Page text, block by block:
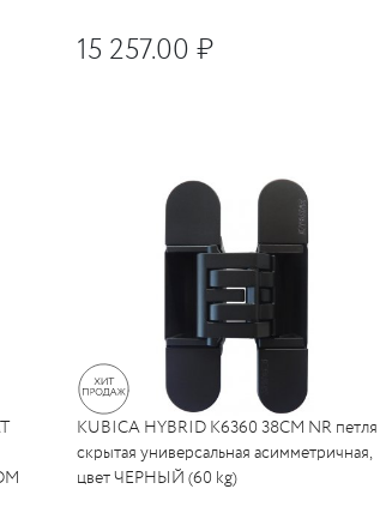
15 257.00 ₽
KUBICA HYBRID K6360 38CM NR петля
скрытая универсальная асимметричная,
цвет ЧЕРНЫЙ (60 kg)